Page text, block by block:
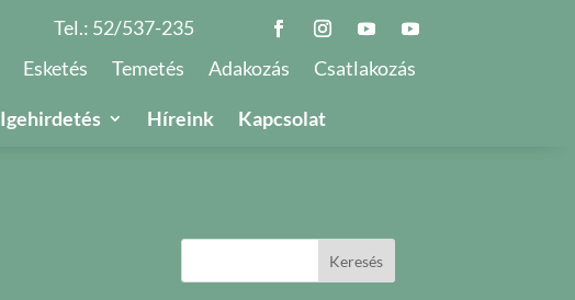
Tel.: 52/537-235
Esketés Temetés Adakozás Csatlakozás
Igehirdetés Híreink Kapcsolat
Keresés